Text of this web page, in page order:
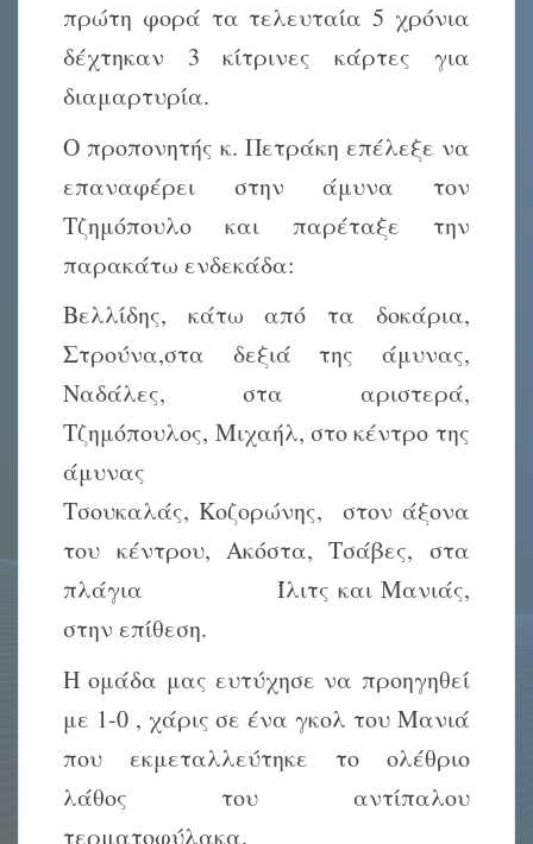
πρώτη φορά τα τελευταία 5 χρόνια
δέχτηκαν 3 κίτρινες κάρτες για
διαμαρτυρία.
Ο προπονητής κ. Πετράκη επέλεξε να
επαναφέρει στην άμυνα τον
Τζημόπουλο και παρέταξε την
παρακάτω ενδεκάδα:
Βελλίδης, κάτω από τα δοκάρια,
Στρούνα,στα δεξιά της άμυνας,
Ναδάλες, στα αριστερά,
Τζημόπουλος, Μιχαήλ, στο κέντρο της
Τσουκαλάς, Κοζορώνης, στον άξονα
του κέντρου, Ακόστα, Τσάβες, στα
πλάγια Ίλιτς και Μανιάς,
στην επίθεση.
Η ομάδα μας ευτύχησε να προηγηθεί
με 1-0 , χάρις σε ένα γκολ του Μανιά
που εκμεταλλεύτηκε το ολέθριο
λάθος του αντίπαλου
τερματοφύλακα.